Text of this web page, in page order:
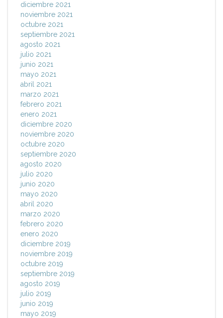
diciembre 2021
noviembre 2021
octubre 2021
septiembre 2021
agosto 2021
julio 2021
junio 2021
mayo 2021
abril 2021
marzo 2021
febrero 2021
enero 2021
diciembre 2020
noviembre 2020
octubre 2020
septiembre 2020
agosto 2020
julio 2020
junio 2020
mayo 2020
abril 2020
marzo 2020
febrero 2020
enero 2020
diciembre 2019
noviembre 2019
octubre 2019
septiembre 2019
agosto 2019
julio 2019
junio 2019
mayo 2019